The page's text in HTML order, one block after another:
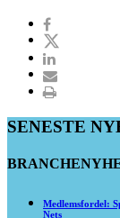
SENESTE
Medlemsfordel:
Nets